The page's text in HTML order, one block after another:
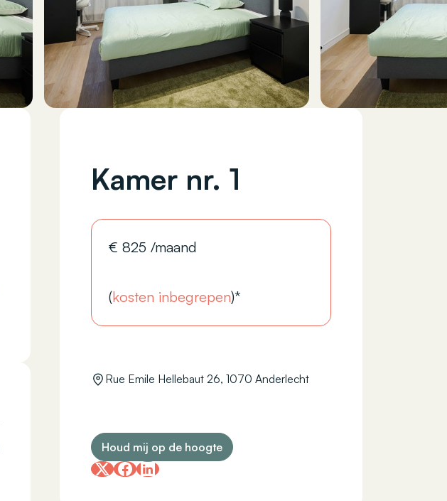
Kamer nr. 1
€825 /maand
(kosten inbegrepen)*
Rue Emile Hellebaut 26, 1070 Anderlecht
Houd mij op de hoogte